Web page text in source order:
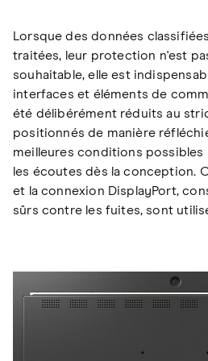
Lorsque des données
traitées, leur protection n'est
souhaitable, elle est
interfaces et éléments de
été délibérément réduits au
positionnés de manière
meilleures conditions
les écoutes dès la conception.
et la connexion DisplayPort,
sûrs contre les fuites, sont